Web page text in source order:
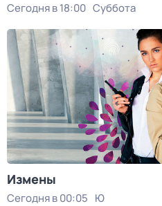
Сегодня в 18:00 Суббота
Измены
Сегодня в 00:05 Ю